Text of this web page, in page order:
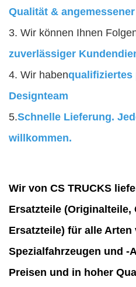
Qualität &
3. Wir können Ihnen
zuverlässiger
4. Wir habenqualifiziertes
Designteam
5.Schnelle Lieferung.
willkommen.
Wir von CS TRUCKS
Ersatzteile (Originalteile,
Ersatzteile) für alle Arten
Spezialfahrzeugen und -
Preisen und in hoher